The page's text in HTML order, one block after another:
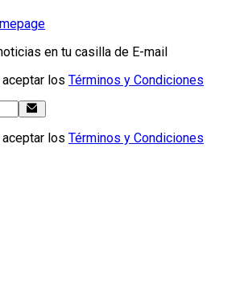
en tu casilla de E-mail
los Términos y Condiciones
los Términos y Condiciones